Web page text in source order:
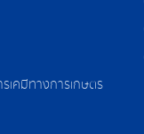
รเคมีทางการเกษตร